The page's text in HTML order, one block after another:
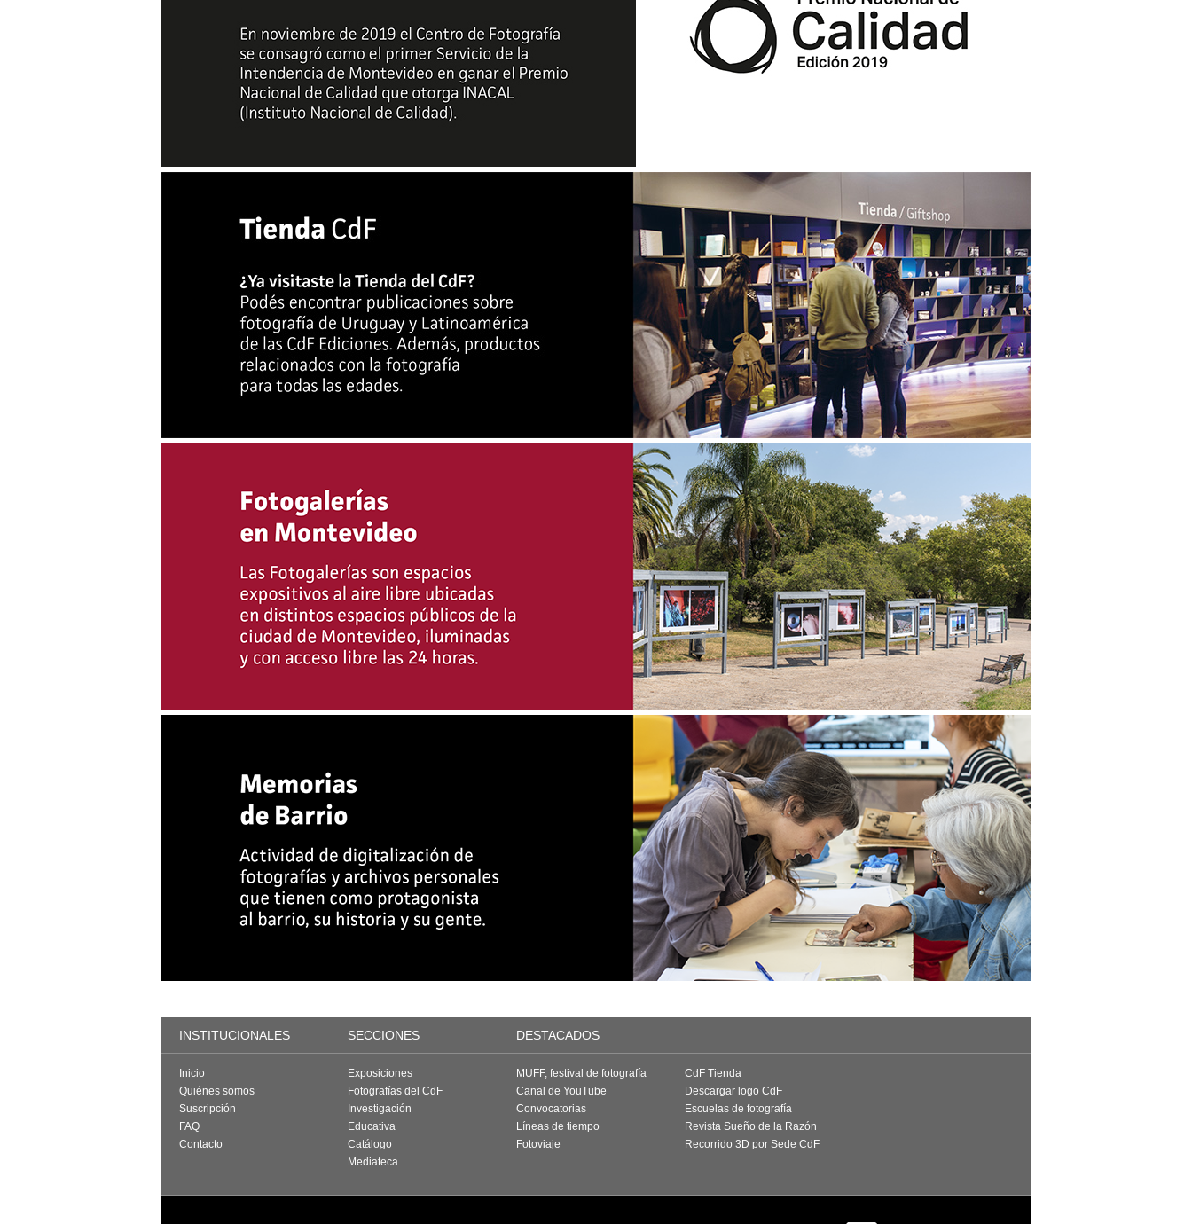
INSTITUCIONALES SECCIONES DESTACADOS
Inicio
Quiénes somos
Suscripción
FAQ
Contacto
Exposiciones
Fotografías del CdF
Investigación
Educativa
Catálogo
Mediateca
MUFF, festival de fotografía
Canal de YouTube
Convocatorias
Líneas de tiempo
Fotoviaje
CdF Tienda
Descargar logo CdF
Escuelas de fotografía
Revista Sueño de la Razón
Recorrido 3D por Sede CdF